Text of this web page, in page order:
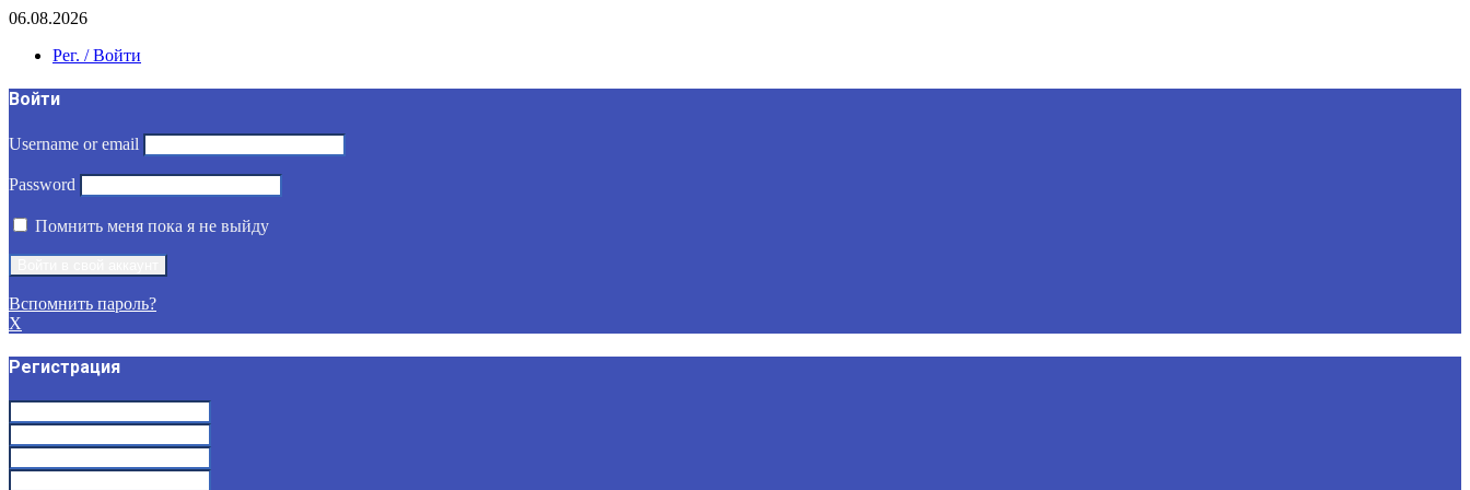
06.08.2026
Рег. / Войти
Войти
Username or email
Password
Помнить меня пока я не выйду
Вспомнить пароль?
X
Регистрация